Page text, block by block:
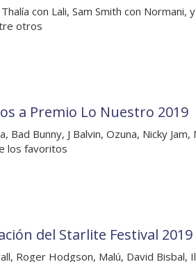
con Lali, Sam Smith con Normani,
otros
a Premio Lo Nuestro 2019
Bad Bunny, J Balvin, Ozuna, Nicky Jam,
los favoritos
del Starlite Festival 2019
Roger Hodgson, Malú, David Bisbal,